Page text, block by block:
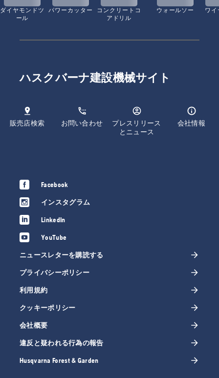
ダイヤモンドツ
ール
パワーカッター
コンクリートコ
アドリル
ウォールソー ワイ
ハスクバーナ建設機械サイト
販売店検索 お問い合わせ
プレスリリース
とニュース
会社情報
Facebook
インスタグラム
LinkedIn
YouTube
ニュースレターを購読する
プライバシーポリシー
利用規約
クッキーポリシー
会社概要
違反と疑われる行為の報告
Husqvarna Forest & Garden